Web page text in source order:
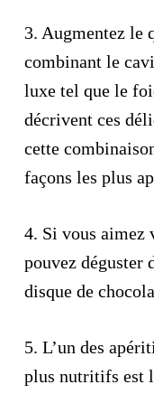
3. Augmentez le
combinant le
luxe tel que le
décrivent ces
cette
façons les plus
4. Si vous aimez
pouvez déguster
disque de
5. L’un des
plus nutritifs est